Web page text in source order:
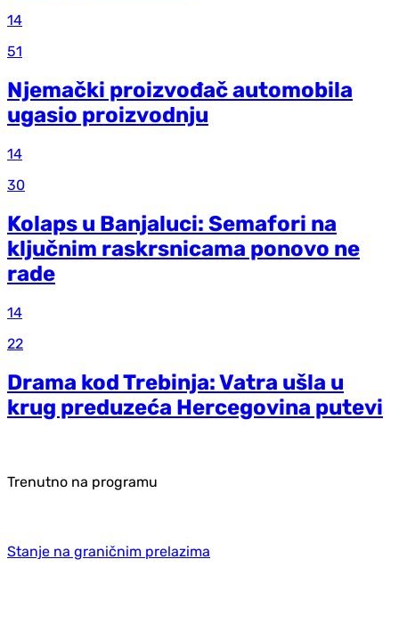
14
51
Njemački proizvođač automobila
ugasio proizvodnju
14
30
Kolaps u Banjaluci: Semafori na
ključnim raskrsnicama ponovo ne
rade
14
22
Drama kod Trebinja: Vatra ušla u
krug preduzeća Hercegovina putevi
Trenutno na programu
Stanje na graničnim prelazima